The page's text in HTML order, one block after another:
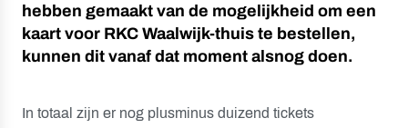
hebben gemaakt van de mogelijkheid om een
kaart voor RKC Waalwijk-thuis te bestellen,
kunnen dit vanaf dat moment alsnog doen.
In totaal zijn er nog plusminus duizend tickets